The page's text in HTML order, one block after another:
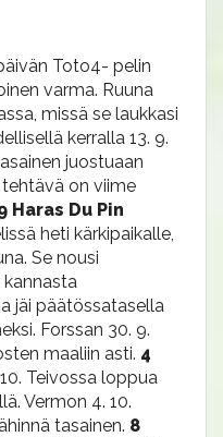
Toto4- pelin
varma. Ruuna
missä se laukkasi
kerralla 13. 9.
juostuaan
on viime
Haras Du Pin
heti kärkipaikalle,
Se nousi
jäi päätössatasella
Forssan 30. 9.
maaliin asti. 4
Teivossa loppua
Vermon 4. 10.
tasainen. 8